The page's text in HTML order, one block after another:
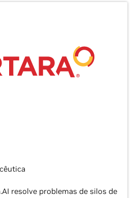
resolve problemas de silos de